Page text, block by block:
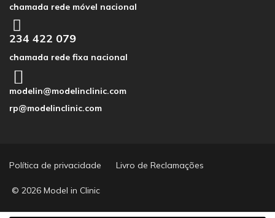
chamada rede móvel nacional
234 422 079
chamada rede fixa nacional
modelin@modelinclinic.com
rp@modelinclinic.com
© 2026 Model in Clinic
Política de privacidade Livro de Reclamações